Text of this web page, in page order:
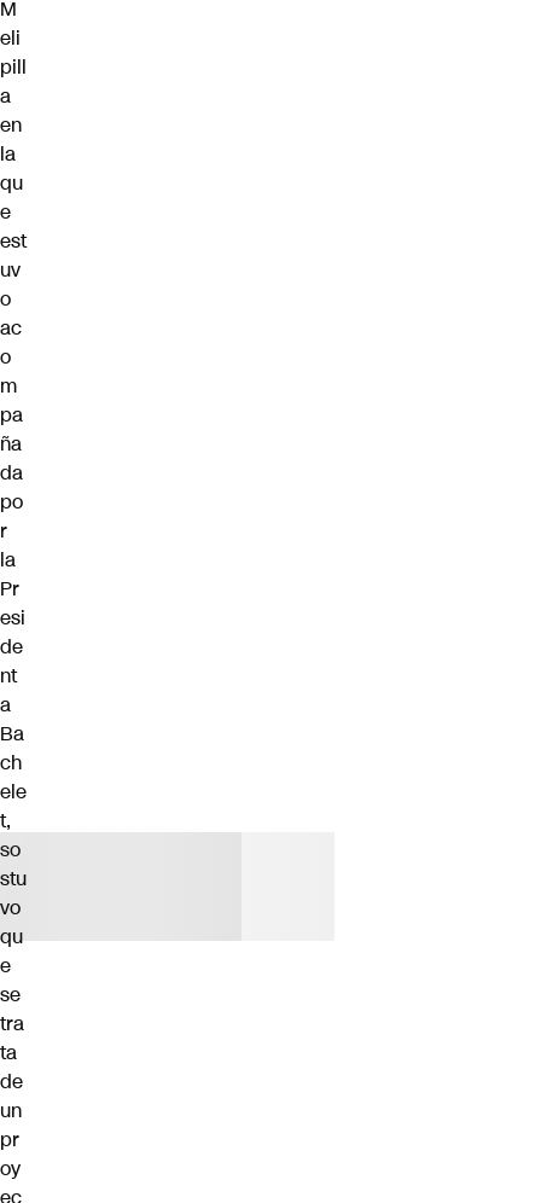
M
eli
pill
a
en
la
qu
e
est
uv
o
ac
o
m
pa
ña
da
po
r
la
Pr
esi
de
nt
a
Ba
ch
ele
t,
so
stu
vo
qu
e
se
tra
ta
de
un
pr
oy
ec